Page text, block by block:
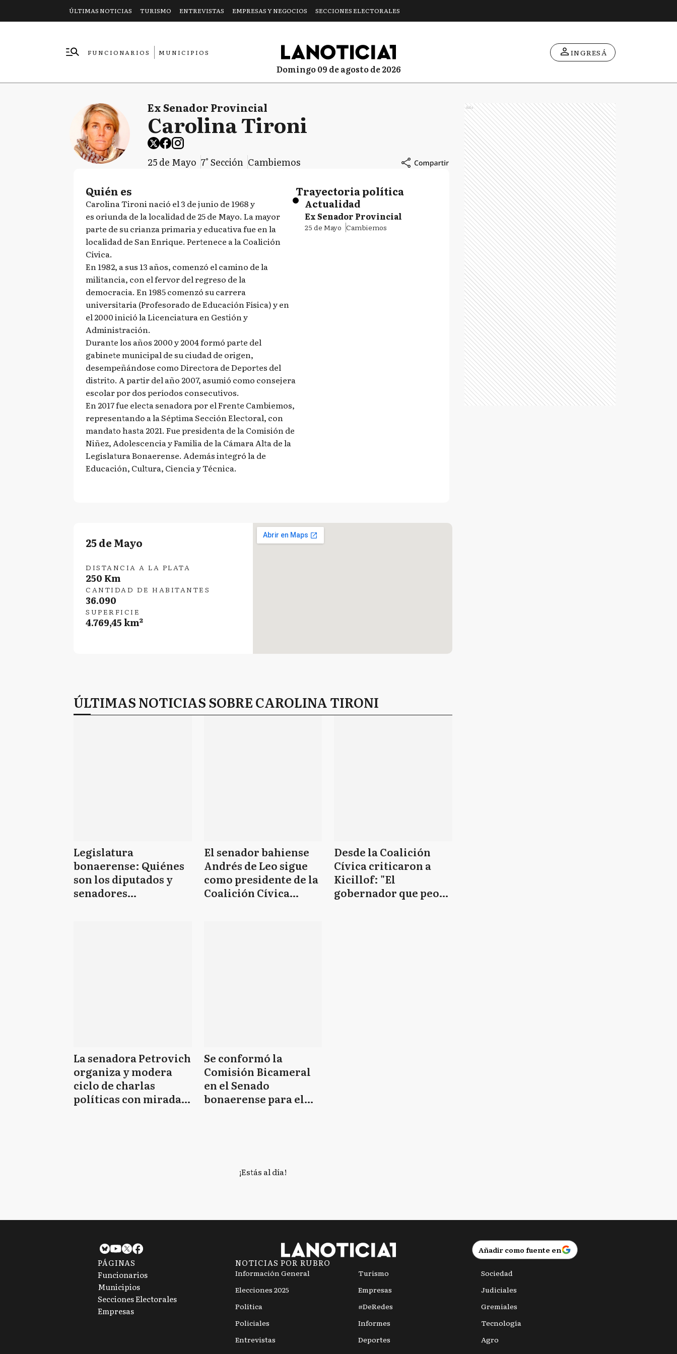
ÚLTIMAS NOTICIAS TURISMO ENTREVISTAS EMPRESAS Y NEGOCIOS SECCIONES ELECTORALES
FUNCIONARIOS
MUNICIPIOS
domingo 09 de agosto de 2026
INGRESÁ
Ex Senador Provincial
Carolina Tironi
25 de Mayo 7° Sección Cambiemos
Quién es
Carolina Tironi nació el 3 de junio de 1968 y
es oriunda de la localidad de 25 de Mayo. La mayor
parte de su crianza primaria y educativa fue en la
localidad de San Enrique. Pertenece a la Coalición
Cívica.
En 1982, a sus 13 años, comenzó el camino de la
militancia, con el fervor del regreso de la
democracia. En 1985 comenzó su carrera
universitaria (Profesorado de Educación Física) y en
el 2000 inició la Licenciatura en Gestión y
Administración.
Durante los años 2000 y 2004 formó parte del
gabinete municipal de su ciudad de origen,
desempeñándose como Directora de Deportes del
distrito. A partir del año 2007, asumió como consejera
escolar por dos períodos consecutivos.
En 2017 fue electa senadora por el Frente Cambiemos,
representando a la Séptima Sección Electoral, con
mandato hasta 2021. Fue presidenta de la Comisión de
Niñez, Adolescencia y Familia de la Cámara Alta de la
Legislatura Bonaerense. Además integró la de
Educación, Cultura, Ciencia y Técnica.
Trayectoria política
Actualidad
Ex Senador Provincial
25 de Mayo Cambiemos
25 de Mayo
DISTANCIA A LA PLATA
250 Km
CANTIDAD DE HABITANTES
36.090
SUPERFICIE
4.769,45 km²
ÚLTIMAS NOTICIAS SOBRE CAROLINA TIRONI
Legislatura
bonaerense: Quiénes
son los diputados y
senadores
El senador bahiense
Andrés de Leo sigue
como presidente de la
Coalición Cívica
Desde la Coalición
Cívica criticaron a
Kicillof: "El
gobernador que peor
La senadora Petrovich
organiza y modera
ciclo de charlas
políticas con mirada
Se conformó la
Comisión Bicameral
en el Senado
bonaerense para el
¡Estás al día!
Ads
Añadir como fuente en
PÁGINAS
Funcionarios
Municipios
Secciones Electorales
Empresas
NOTICIAS POR RUBRO
Información General
Elecciones 2025
Política
Policiales
Entrevistas
Turismo
Empresas
#DeRedes
Informes
Deportes
Sociedad
Judiciales
Gremiales
Tecnología
Agro